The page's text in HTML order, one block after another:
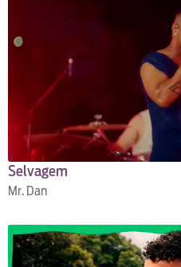
Selvagem
Mr. Dan